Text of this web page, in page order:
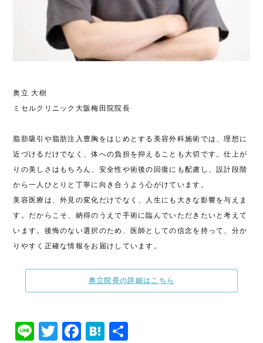
奥立 大樹
ミセルクリニック大阪梅田院院長
脂肪吸引や脂肪注入豊胸をはじめとする美容外科施術では、理想に
近づけるだけでなく、体への負担を抑えることも大切です。仕上が
りの美しさはもちろん、安全性や術後の回復にも配慮し、設計段階
から一人ひとりと丁寧に向き合うよう心がけています。
美容医療は、外見の変化だけでなく、人生にも大きな影響を与えま
す。だからこそ、納得のうえで手術に臨んでいただきたいと考えて
います。後悔のない選択のため、医師としての信念を持って、分か
りやすく正確な情報をお届けしています。
奥立院長の詳細はこちら
LineTwitter
Facebook
Hatena